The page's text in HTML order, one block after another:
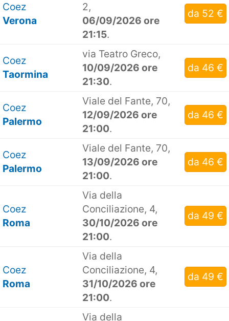
Coez
Verona
2,
06/09/2026 ore
21:15.
da 52 €
Coez
Taormina
via Teatro Greco,
10/09/2026 ore
21:30.
da 46 €
Coez
Palermo
Viale del Fante, 70,
12/09/2026 ore
21:00.
da 46 €
Coez
Palermo
Viale del Fante, 70,
13/09/2026 ore
21:00.
da 46 €
Coez
Roma
Via della
Conciliazione, 4,
30/10/2026 ore
21:00.
da 49 €
Coez
Roma
Via della
Conciliazione, 4,
31/10/2026 ore
21:00.
da 49 €
Via della